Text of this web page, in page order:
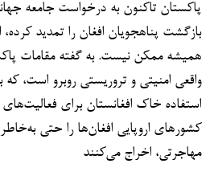
پاکستان تاکنون به درخواست جامعه
بازگشت پناهجویان افغان را تمدید کرده،
همیشه ممکن نیست. به گفته مقامات
واقعی امنیتی و تروریستی روبرو است،
استفاده خاک افغانستان برای
کشورهای اروپایی افغان‌ها را حتی
مهاجرتی، اخراج می‌کنند